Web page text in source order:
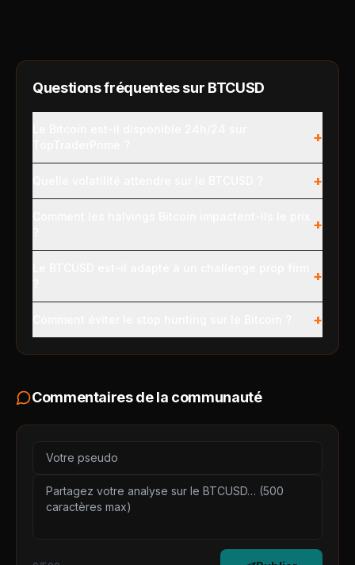
Questions fréquentes sur BTCUSD
+
+
+
+
+
Commentaires de la communauté